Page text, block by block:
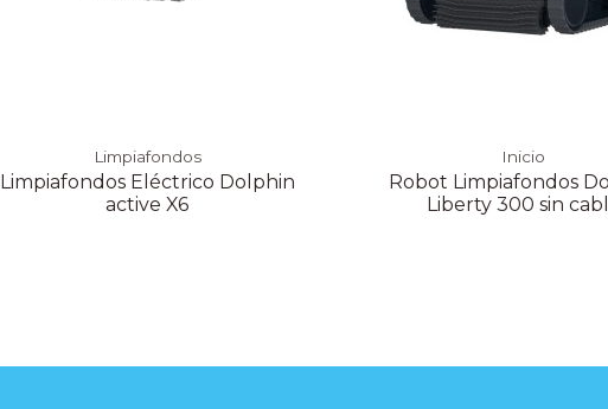
Limpiafondos
Limpiafondos Eléctrico Dolphin
active X6
Inicio
Robot Limpiafondos
Liberty 300 sin